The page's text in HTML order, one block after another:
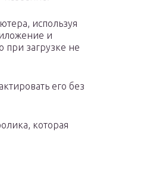
используя
и
при загрузке не
его без
которая